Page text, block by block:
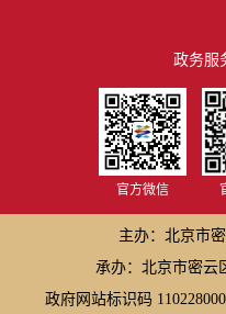
政务服
官方微信
主办：北京市
承办：北京市密云
政府网站标识码